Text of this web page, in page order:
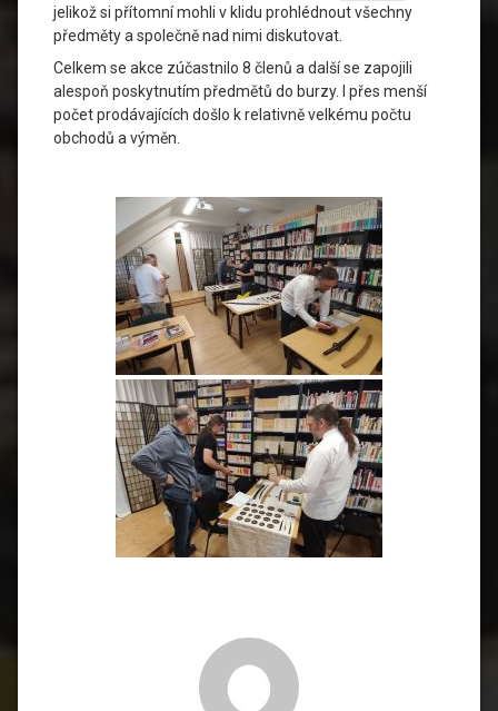
jelikož si přítomní mohli v klidu prohlédnout všechny
předměty a společně nad nimi diskutovat.
Celkem se akce zúčastnilo 8 členů a další se zapojili
alespoň poskytnutím předmětů do burzy. I přes menší
počet prodávajících došlo k relativně velkému počtu
obchodů a výměn.